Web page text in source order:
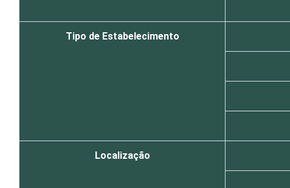
Tipo de Estabelecimento
Localização